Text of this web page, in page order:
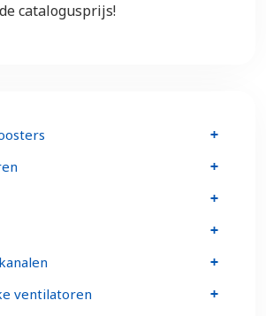
catalogusprijs!
ventilatoren